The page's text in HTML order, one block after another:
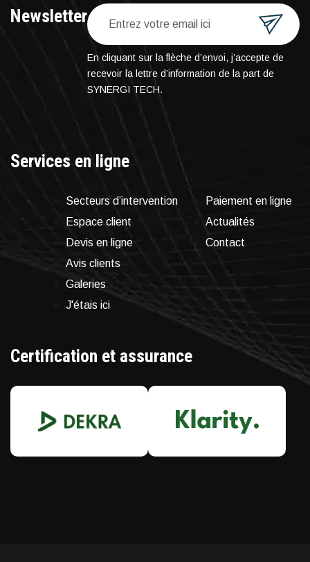
Newsletter
En cliquant sur la flèche d’envoi, j’accepte de
recevoir la lettre d’information de la part de
SYNERGI TECH.
Services en ligne
Secteurs d’intervention
Espace client
Devis en ligne
Avis clients
Galeries
J'étais ici
Paiement en ligne
Actualités
Contact
Certification et assurance